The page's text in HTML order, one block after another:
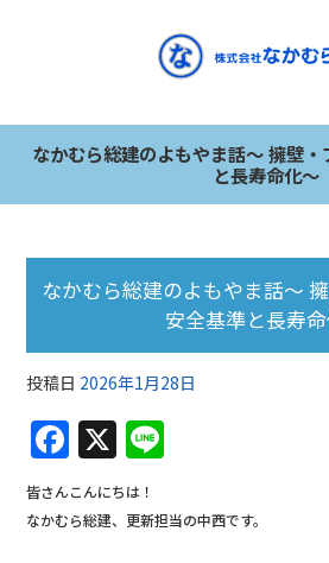
なかむら総建のよもやま話～ 擁壁
と長寿命化～
なかむら総建のよもやま話～
安全基準と長寿
投稿日 2026年1月28日
F
a
c
X
e
皆さんこんにちは！
なかむら総建、更新担当の中西です。